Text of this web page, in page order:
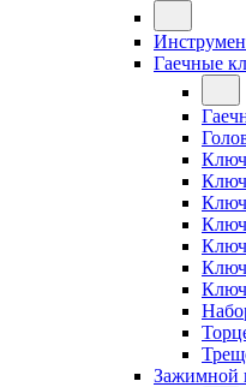
Гаечные
Зажимной